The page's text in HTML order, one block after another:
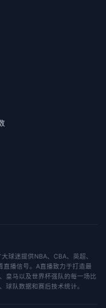
球迷提供NBA、CBA、英超、
播信号。A直播致力于打造最
皇马以及世界杯强队的每一场比
球队数据和赛后技术统计。